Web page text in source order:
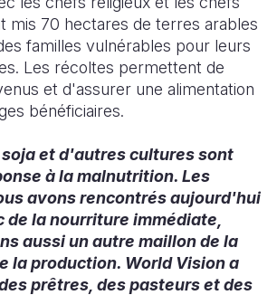
mis 70 hectares de terres arables
familles vulnérables pour leurs
Les récoltes permettent de
et d'assurer une alimentation
bénéficiaires.
et d'autres cultures sont
à la malnutrition. Les
avons rencontrés aujourd'hui
de la nourriture immédiate,
aussi un autre maillon de la
la production. World Vision a
prêtres, des pasteurs et des